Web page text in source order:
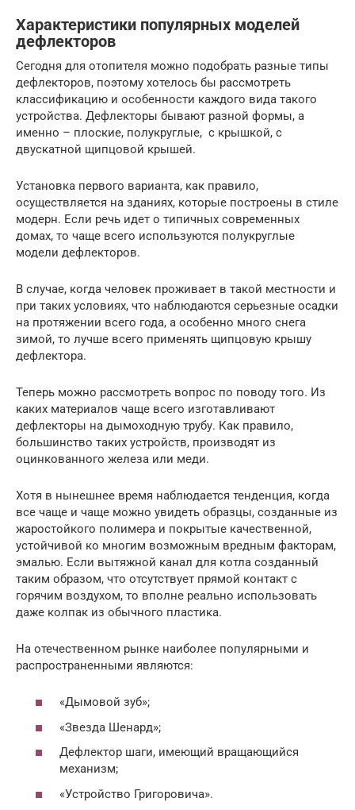
Характеристики популярных моделей
дефлекторов
Сегодня для отопителя можно подобрать разные типы
дефлекторов, поэтому хотелось бы рассмотреть
классификацию и особенности каждого вида такого
устройства. Дефлекторы бывают разной формы, а
именно – плоские, полукруглые, с крышкой, с
двускатной щипцовой крышей.
Установка первого варианта, как правило,
осуществляется на зданиях, которые построены в стиле
модерн. Если речь идет о типичных современных
домах, то чаще всего используются полукруглые
модели дефлекторов.
В случае, когда человек проживает в такой местности и
при таких условиях, что наблюдаются серьезные осадки
на протяжении всего года, а особенно много снега
зимой, то лучше всего применять щипцовую крышу
дефлектора.
Теперь можно рассмотреть вопрос по поводу того. Из
каких материалов чаще всего изготавливают
дефлекторы на дымоходную трубу. Как правило,
большинство таких устройств, производят из
оцинкованного железа или меди.
Хотя в нынешнее время наблюдается тенденция, когда
все чаще и чаще можно увидеть образцы, созданные из
жаростойкого полимера и покрытые качественной,
устойчивой ко многим возможным вредным факторам,
эмалью. Если вытяжной канал для котла созданный
таким образом, что отсутствует прямой контакт с
горячим воздухом, то вполне реально использовать
даже колпак из обычного пластика.
На отечественном рынке наиболее популярными и
распространенными являются:
«Дымовой зуб»;
«Звезда Шенард»;
Дефлектор шаги, имеющий вращающийся
механизм;
«Устройство Григоровича».